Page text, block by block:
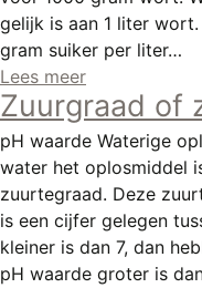
gelijk is aan 1 liter
gram suiker per liter…
Lees meer
Zuurgraad of
pH waarde Waterige
water het oplosmiddel
zuurtegraad. Deze
is een cijfer gelegen
kleiner is dan 7, dan
pH waarde groter is